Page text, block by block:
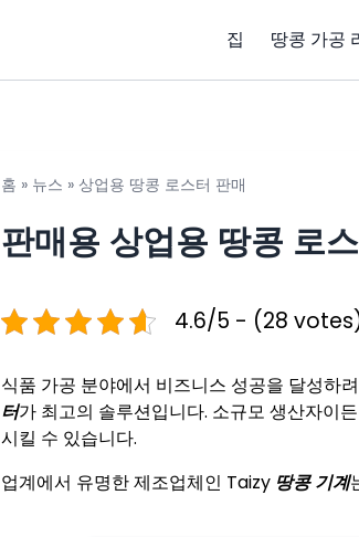
집 땅콩 가공
홈 » 뉴스 » 상업용 땅콩 로스터 판매
판매용 상업용 땅콩 로
4.6/5 - (28
식품 가공 분야에서 비즈니스 성공을 달성하
터가 최고의 솔루션입니다. 소규모 생산자이
시킬 수 있습니다.
업계에서 유명한 제조업체인 Taizy 땅콩 기계